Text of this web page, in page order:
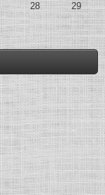
28
29